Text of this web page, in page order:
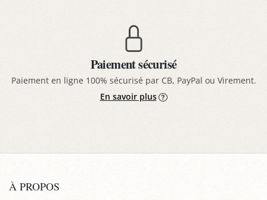
Paiement sécurisé
Paiement en ligne 100% sécurisé par CB, PayPal ou Virement.
En savoir plus
À PROPOS